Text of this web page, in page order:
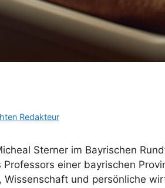
Redakteur
Sterner im Bayrischen
einer bayrischen
und persönliche